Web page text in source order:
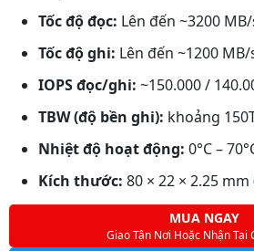
Tốc độ đọc: Lên đến ~3200
Tốc độ ghi: Lên đến ~1200 MB/
IOPS đọc/ghi: ~150.000 /
TBW (độ bền ghi): khoảng
Nhiệt độ hoạt động: 0°C –
Kích thước: 80 × 22 × 2.25 mm
MUA NGAY
Giao Tận Nơi Hoặc Nhận Tại